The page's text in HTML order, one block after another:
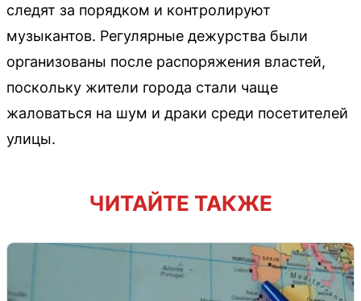
следят за порядком и контролируют
музыкантов. Регулярные дежурства были
организованы после распоряжения властей,
поскольку жители города стали чаще
жаловаться на шум и драки среди посетителей
улицы.
ЧИТАЙТЕ ТАКЖЕ